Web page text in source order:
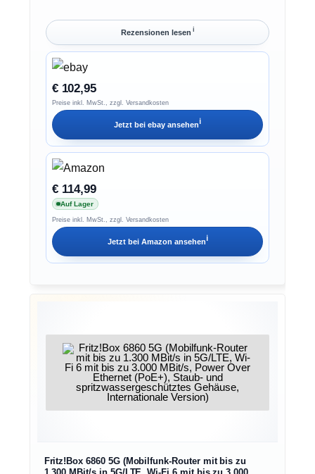
Rezensionen lesen ℹ︎
€ 102,95
Preise inkl. MwSt., zzgl. Versandkosten
Jetzt bei ebay ansehenℹ︎
€ 114,99
Auf Lager
Preise inkl. MwSt., zzgl. Versandkosten
Jetzt bei Amazon ansehenℹ︎
Fritz!Box 6860 5G (Mobilfunk-Router mit bis zu